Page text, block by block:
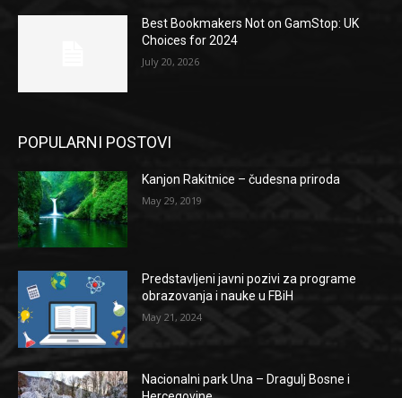
Best Bookmakers Not on GamStop: UK
Choices for 2024
July 20, 2026
POPULARNI POSTOVI
Kanjon Rakitnice – čudesna priroda
May 29, 2019
Predstavljeni javni pozivi za programe
obrazovanja i nauke u FBiH
May 21, 2024
Nacionalni park Una – Dragulj Bosne i